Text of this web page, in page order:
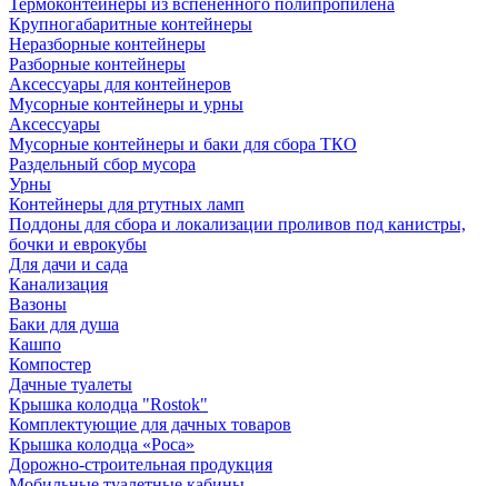
Термоконтейнеры из вспененного полипропилена
Крупногабаритные контейнеры
Неразборные контейнеры
Разборные контейнеры
Аксессуары для контейнеров
Мусорные контейнеры и урны
Аксессуары
Мусорные контейнеры и баки для сбора ТКО
Раздельный сбор мусора
Урны
Контейнеры для ртутных ламп
Поддоны для сбора и локализации проливов под канистры,
бочки и еврокубы
Для дачи и сада
Канализация
Вазоны
Баки для душа
Кашпо
Компостер
Дачные туалеты
Крышка колодца "Rostok"
Комплектующие для дачных товаров
Крышка колодца «Роса»
Дорожно-строительная продукция